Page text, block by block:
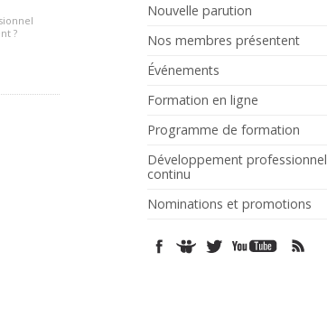
?
Nouvelle parution
Nos membres présentent
Événements
Formation en ligne
Programme de formation
Développement professionnel
continu
Nominations et promotions